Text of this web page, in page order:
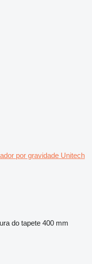
por gravidade Unitech
do tapete 400 mm